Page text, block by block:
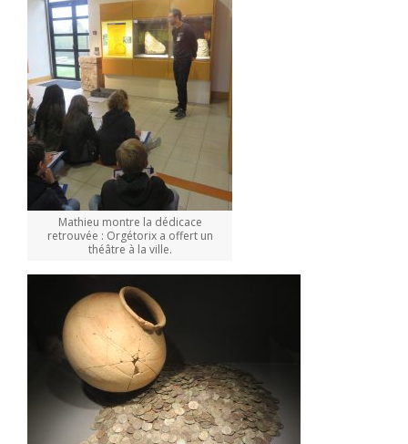
Mathieu montre la dédicace
retrouvée : Orgétorix a offert un
théâtre à la ville.